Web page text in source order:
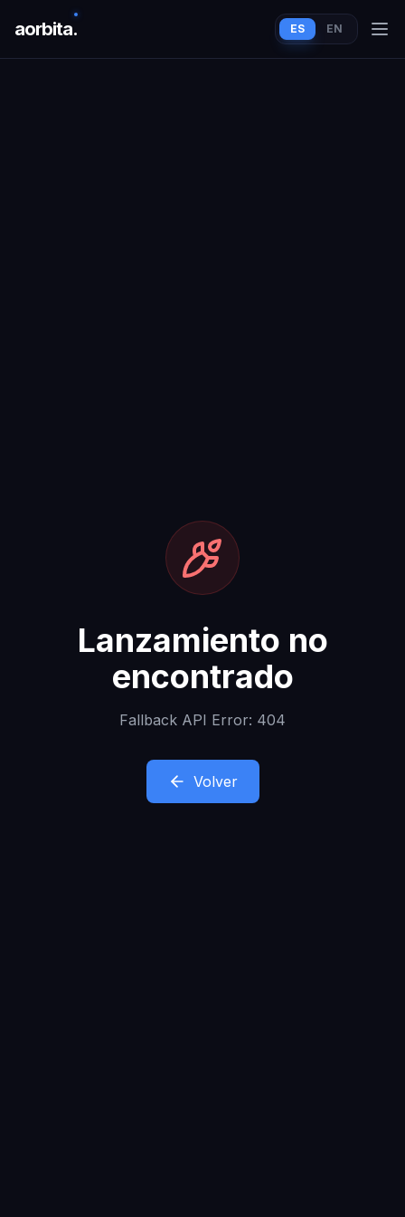
aorbita. ES EN
Lanzamiento no
encontrado
Fallback API Error: 404
Volver